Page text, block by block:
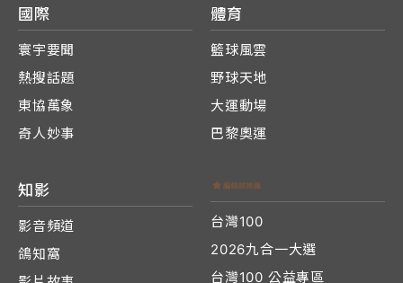
國際
寰宇要聞
熱搜話題
東協萬象
奇人妙事
體育
籃球風雲
野球天地
大運動場
巴黎奧運
知影
影音頻道
鴿知窩
台灣100
2026九合一大選
台灣100 公益專區